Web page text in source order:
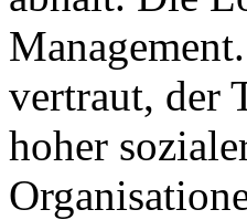
vertraut, der
hoher